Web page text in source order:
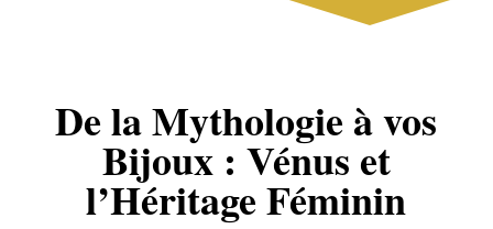
De la Mythologie à vos
Bijoux : Vénus et
l’Héritage Féminin